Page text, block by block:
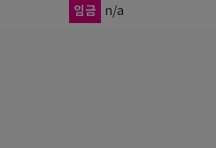
임금 n/a